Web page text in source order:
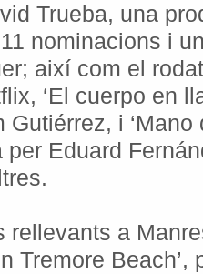
Trueba, una
nominacions i
així com el
‘El cuerpo en
i ‘Mano
per Eduard
rellevants a
Tremore Beach’,